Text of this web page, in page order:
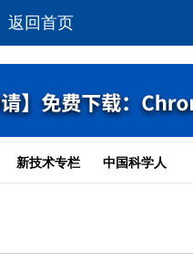
返回首页
新技术专栏 中国科学人